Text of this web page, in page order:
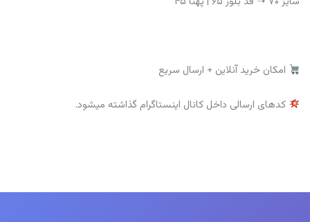
امکان خرید آنلاین + ارسال سریع
کدهای ارسالی داخل کانال اینستاگرام گذاشته میشود.